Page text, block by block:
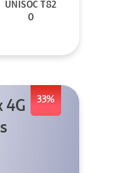
UNISOC T82
0
33%
4G